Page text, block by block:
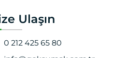
Ulaşın
0 212 425 65 80